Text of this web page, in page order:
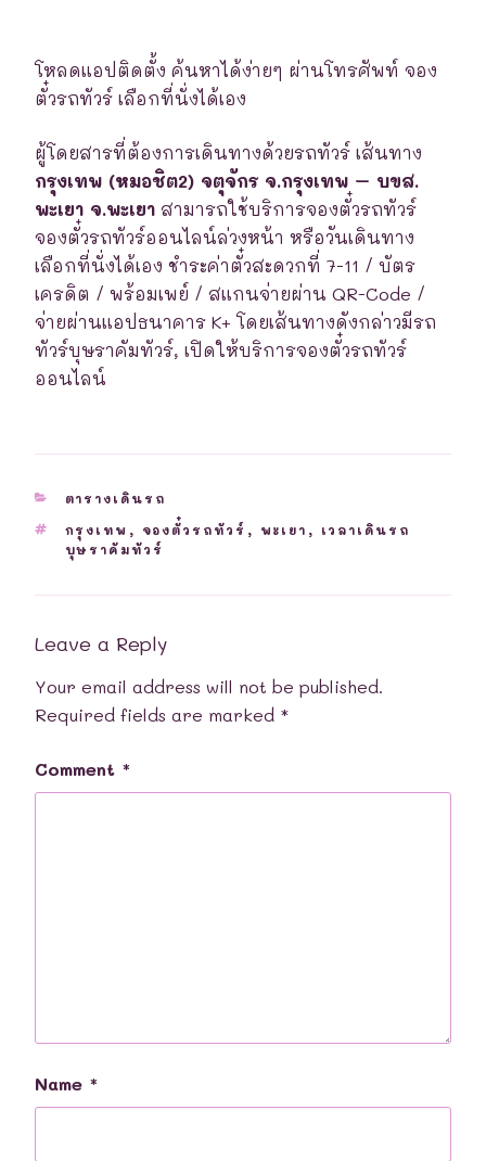
โหลดแอปติดตั้ง ค้นหาได้ง่ายๆ ผ่านโทรศัพท์ จอง
ตั๋วรถทัวร์ เลือกที่นั่งได้เอง
ผู้โดยสารที่ต้องการเดินทางด้วยรถทัวร์ เส้นทาง
กรุงเทพ (หมอชิต2) จตุจักร จ.กรุงเทพ – บขส.
พะเยา จ.พะเยา สามารถใช้บริการจองตั๋วรถทัวร์
จองตั๋วรถทัวร์ออนไลน์ล่วงหน้า หรือวันเดินทาง
เลือกที่นั่งได้เอง ชำระค่าตั๋วสะดวกที่ 7-11 / บัตร
เครดิต / พร้อมเพย์ / สแกนจ่ายผ่าน QR-Code /
จ่ายผ่านแอปธนาคาร K+ โดยเส้นทางดังกล่าวมีรถ
ทัวร์บุษราคัมทัวร์, เปิดให้บริการจองตั๋วรถทัวร์
ออนไลน์
CATEGORIES
ตารางเดินรถ
TAGS
กรุงเทพ , จองตั๋วรถทัวร์ , พะเยา , เวลาเดินรถ
บุษราคัมทัวร์
Leave a Reply
Your email address will not be published.
Required fields are marked *
Comment *
Name *